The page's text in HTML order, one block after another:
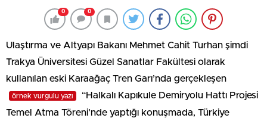
0 0
Ulaştırma ve Altyapı Bakanı Mehmet Cahit Turhan şimdi
Trakya Üniversitesi Güzel Sanatlar Fakültesi olarak
kullanılan eski Karaağaç Tren Garı’nda gerçekleşen
örnek vurgulu yazı
“Halkalı Kapıkule Demiryolu Hattı Projesi
Temel Atma Töreni’nde yaptığı konuşmada, Türkiye